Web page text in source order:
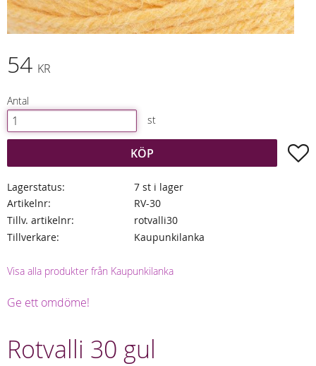
54 KR
Antal
st
KÖP
Lagerstatus
7 st i lager
Artikelnr
RV-30
Tillv. artikelnr
rotvalli30
Tillverkare
Kaupunkilanka
Visa alla produkter från Kaupunkilanka
Ge ett omdöme!
Rotvalli 30 gul